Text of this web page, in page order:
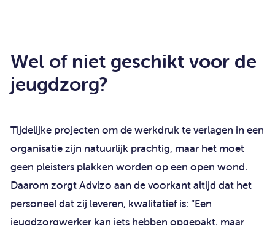
Wel of niet geschikt voor de
jeugdzorg?
Tijdelijke projecten om de werkdruk te verlagen in een
organisatie zijn natuurlijk prachtig, maar het moet
geen pleisters plakken worden op een open wond.
Daarom zorgt Advizo aan de voorkant altijd dat het
personeel dat zij leveren, kwalitatief is: “Een
jeugdzorgwerker kan iets hebben opgepakt, maar